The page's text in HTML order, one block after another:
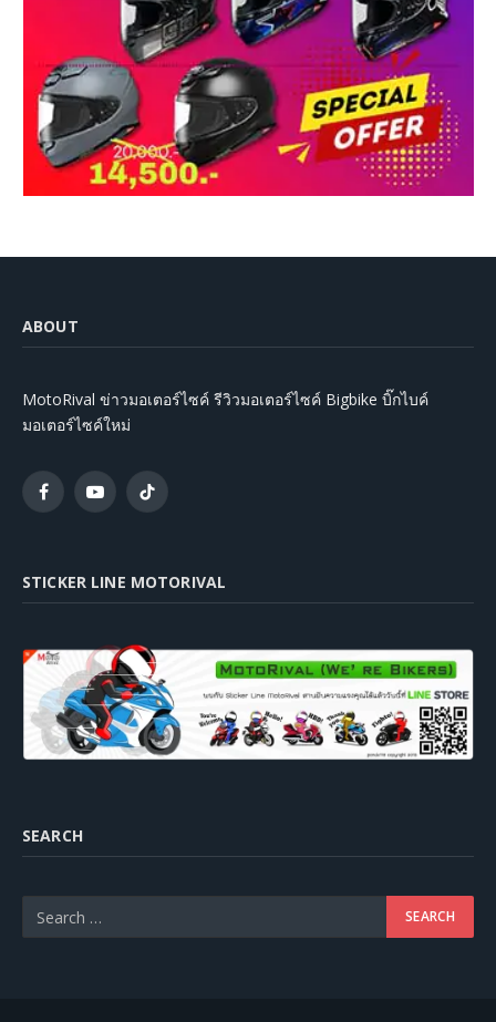
ABOUT
MotoRival ข่าวมอเตอร์ไซค์ รีวิวมอเตอร์ไซค์ Bigbike บิ๊กไบค์
มอเตอร์ไซค์ใหม่
FacebookYouTubeTikTok
STICKER LINE MOTORIVAL
SEARCH